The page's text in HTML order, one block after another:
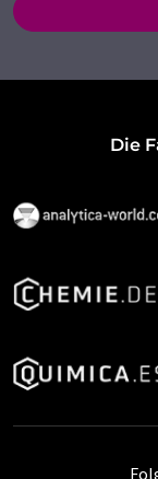
Die